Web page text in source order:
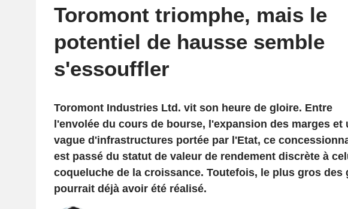
Toromont triomphe, mais le
potentiel de hausse semble
s'essouffler
Toromont Industries Ltd. vit son heure de gloire. Entre
l'envolée du cours de bourse, l'expansion des marges et
vague d'infrastructures portée par l'Etat, ce
est passé du statut de valeur de rendement discrète à
coqueluche de la croissance. Toutefois, le plus gros des
pourrait déjà avoir été réalisé.